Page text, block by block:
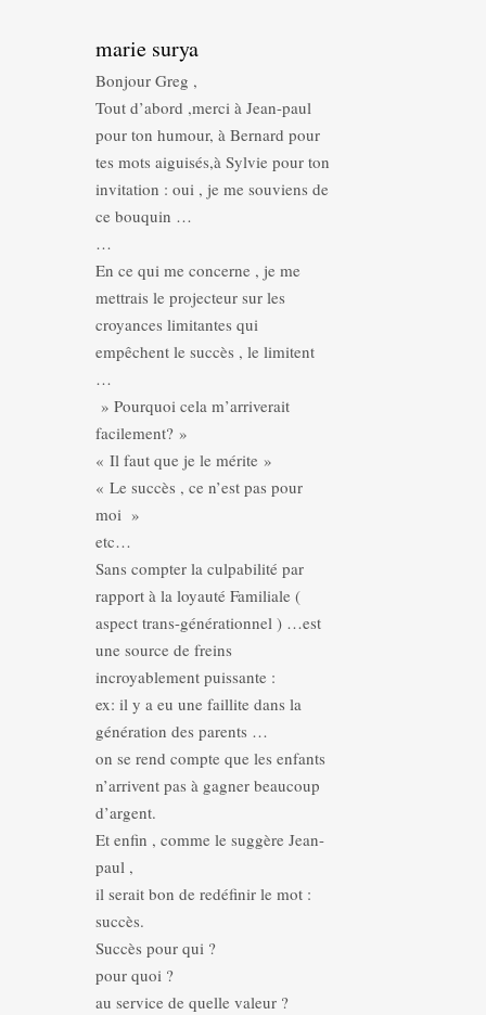
marie surya
Bonjour Greg ,
Tout d’abord ,merci à Jean-paul
pour ton humour, à Bernard pour
tes mots aiguisés,à Sylvie pour ton
invitation : oui , je me souviens de
ce bouquin …
…
En ce qui me concerne , je me
mettrais le projecteur sur les
croyances limitantes qui
empêchent le succès , le limitent
…
» Pourquoi cela m’arriverait
facilement? »
« Il faut que je le mérite »
« Le succès , ce n’est pas pour
moi »
etc…
Sans compter la culpabilité par
rapport à la loyauté Familiale (
aspect trans-générationnel ) …est
une source de freins
incroyablement puissante :
ex: il y a eu une faillite dans la
génération des parents …
on se rend compte que les enfants
n’arrivent pas à gagner beaucoup
d’argent.
Et enfin , comme le suggère Jean-
paul ,
il serait bon de redéfinir le mot :
succès.
Succès pour qui ?
pour quoi ?
au service de quelle valeur ?